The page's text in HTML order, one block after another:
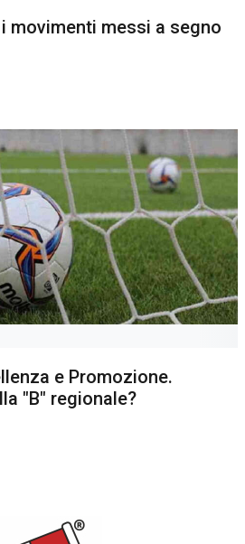
movimenti messi a segno
e Promozione.
"B" regionale?